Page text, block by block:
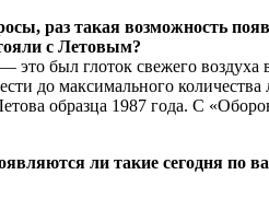
раз такая возможность
с Летовым?
был глоток свежего воздуха
до максимального
образца 1987 года. С
ли такие сегодня по